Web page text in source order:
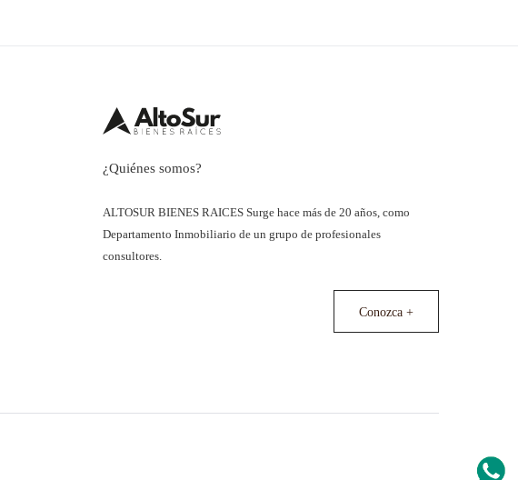
¿Quiénes somos?
ALTOSUR BIENES RAICES Surge hace más de 20 años, como
Departamento Inmobiliario de un grupo de profesionales
consultores.
Conozca +